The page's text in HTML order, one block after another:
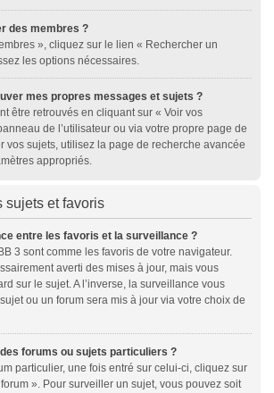
des membres ?
», cliquez sur le lien « Rechercher un
les options nécessaires.
mes propres messages et sujets ?
être retrouvés en cliquant sur « Voir vos
de l’utilisateur ou via votre propre page de
vos sujets, utilisez la page de recherche avancée
appropriés.
sujets et favoris
entre les favoris et la surveillance ?
3 sont comme les favoris de votre navigateur.
averti des mises à jour, mais vous
sur le sujet. A l’inverse, la surveillance vous
ou un forum sera mis à jour via votre choix de
forums ou sujets particuliers ?
particulier, une fois entré sur celui-ci, cliquez sur
». Pour surveiller un sujet, vous pouvez soit